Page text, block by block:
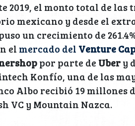
2019, el monto total de
mexicano y desde el
un crecimiento de
el mercado del Venture
por parte de Ubery
Konfío, una de las
Albo recibió 19 millones
VC y Mountain Nazca.